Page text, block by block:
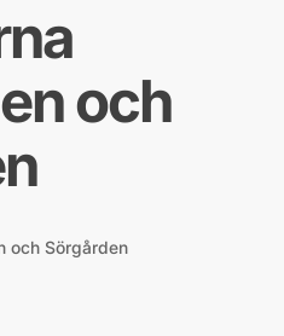
och
och Sörgården